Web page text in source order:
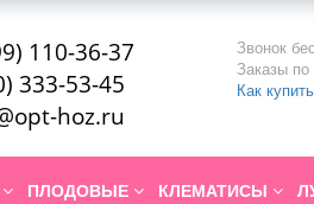
110-36-37
333-53-45
hoz.ru
Звонок
Заказы
Как купить
ПЛОДОВЫЕ КЛЕМАТИСЫ